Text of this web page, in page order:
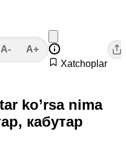
A-
A+
Xatchoplar
ko’rsa nima
кабутар